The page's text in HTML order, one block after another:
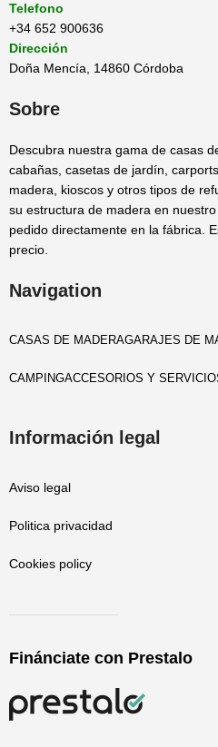
Telefono
+34 652 900636
Dirección
Doña Mencía, 14860 Córdoba
Sobre
Descubra nuestra gama de casas
cabañas, casetas de jardín,
madera, kioscos y otros tipos de
su estructura de madera en
pedido directamente en la fábrica.
precio.
Navigation
CASAS DE MADERAGARAJES DE
CAMPINGACCESORIOS Y
Información legal
Aviso legal
Politica privacidad
Cookies policy
Finánciate con Prestalo